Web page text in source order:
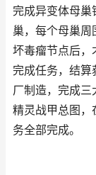
完成异变体母
巢，每个母巢
坏毒瘤节点后，
完成任务，结
厂制造，完成
精灵战甲总图，
务全部完成。